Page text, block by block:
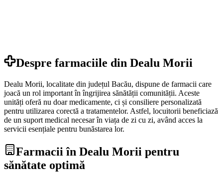
Despre farmaciile din Dealu Morii
Dealu Morii, localitate din județul Bacău, dispune de farmacii care
joacă un rol important în îngrijirea sănătății comunității. Aceste
unități oferă nu doar medicamente, ci și consiliere personalizată
pentru utilizarea corectă a tratamentelor. Astfel, locuitorii beneficiază
de un suport medical necesar în viața de zi cu zi, având acces la
servicii esențiale pentru bunăstarea lor.
Farmacii în Dealu Morii pentru
sănătate optimă